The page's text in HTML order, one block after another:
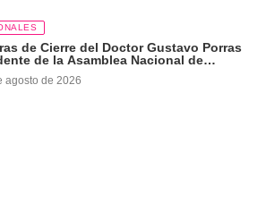
de Cierre del Doctor Gustavo Porras
de la Asamblea Nacional de
agosto de 2026